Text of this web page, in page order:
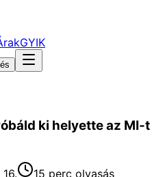
GYIK
ki helyette az MI-t
15 perc olvasás